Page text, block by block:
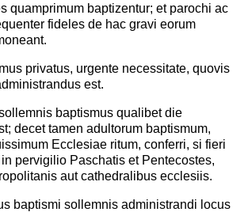
quamprimum baptizentur; et parochi ac
fideles de hac gravi eorum
privatus, urgente necessitate, quovis
est.
baptismus qualibet die
decet tamen adultorum baptismum,
Ecclesiae ritum, conferri, si fieri
pervigilio Paschatis et Pentecostes,
aut cathedralibus ecclesiis.
baptismi sollemnis administrandi locus